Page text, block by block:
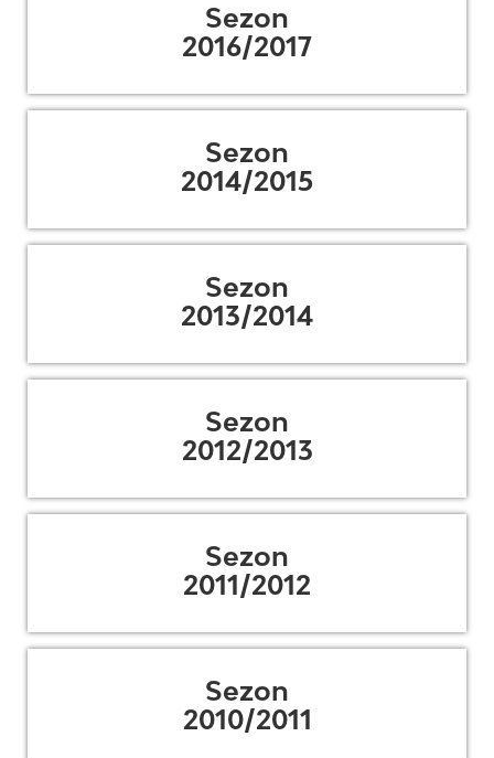
Sezon
2016/2017
Sezon
2014/2015
Sezon
2013/2014
Sezon
2012/2013
Sezon
2011/2012
Sezon
2010/2011